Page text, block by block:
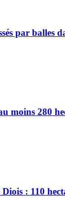
par balles
moins 280
: 110